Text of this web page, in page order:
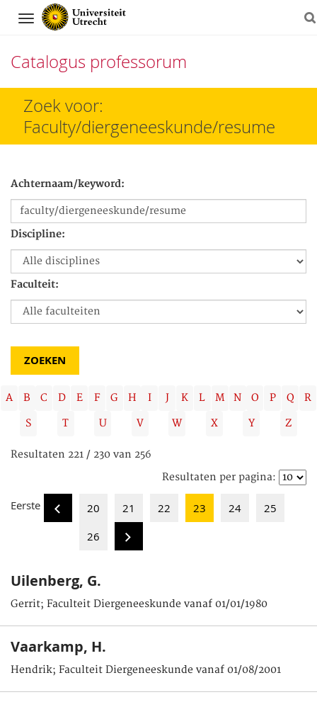
Navigation
Catalogus professorum
Direct
het
Zoek voor:
Faculty/diergeneeskunde/resume
Achternaam/keyword:
Discipline:
Faculteit:
A B C D E F G H I J K L M N O P Q
R
S
T U V W X Y Z
Resultaten 221 / 230 van 256
Resultaten per pagina:
Eerste 20 21 22 23 24
25
26
Uilenberg, G.
Gerrit; Faculteit Diergeneeskunde vanaf 01/01/1980
Vaarkamp, H.
Hendrik; Faculteit Diergeneeskunde vanaf 01/08/2001